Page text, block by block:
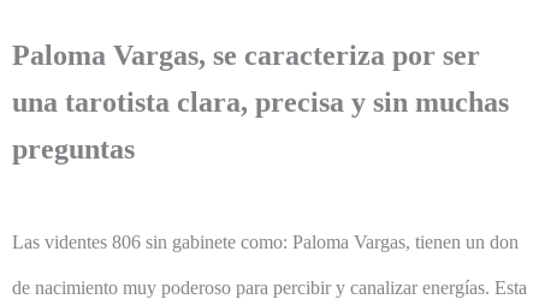
Paloma Vargas, se caracteriza por ser
una tarotista clara, precisa y sin muchas
preguntas
Las videntes 806 sin gabinete como: Paloma Vargas, tienen un don
de nacimiento muy poderoso para percibir y canalizar energías. Esta